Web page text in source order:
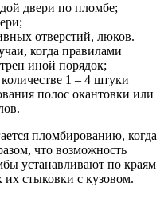
двери по пломбе;
отверстий, люков.
когда правилами
иной порядок;
1 – 4 штуки
полос окантовки или
пломбированию, когда
что возможность
устанавливают по краям
их стыковки с кузовом.